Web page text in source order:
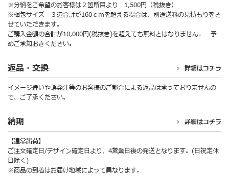
※分納をご希望のお客様は２箇所目より 1,500円（税抜き）
※梱包サイズ ３辺合計が160ｃｍを超える場合は、別途送料の見積もりをさ
せていただきます。
ご購入金額の合計が10,000円(税抜き)を超えても無料とはなりません。 予
めご承知おきください。
返品・交換 詳細はコチラ
イメージ違いや誤発注等のお客様のご都合による返品は承っておりませんの
で、ご了承ください。
納期 詳細はコチラ
【通常出荷】
ご注文確定日/デザイン確定日より、4営業日後の発送となります。(日祝定休
日除く)
※商品の到着はお届け地域によって異なります。